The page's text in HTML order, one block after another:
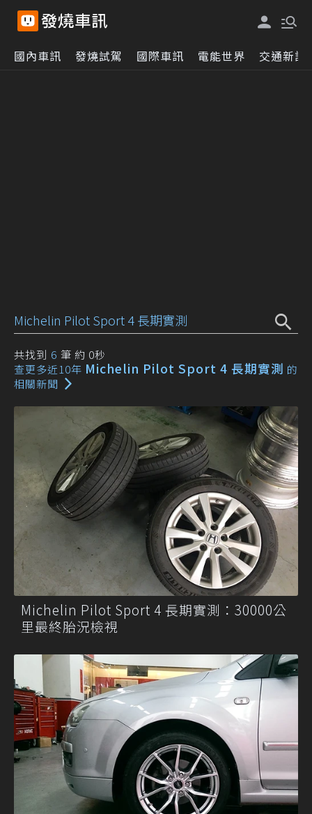
國內車訊 發燒試駕 國際車訊 電能世界 交通新訊
共找到 6 筆 約 0秒
查更多近10年 Michelin Pilot Sport 4 長期實測 的
相關新聞
Michelin Pilot Sport 4 長期實測：30000公
里最終胎況檢視